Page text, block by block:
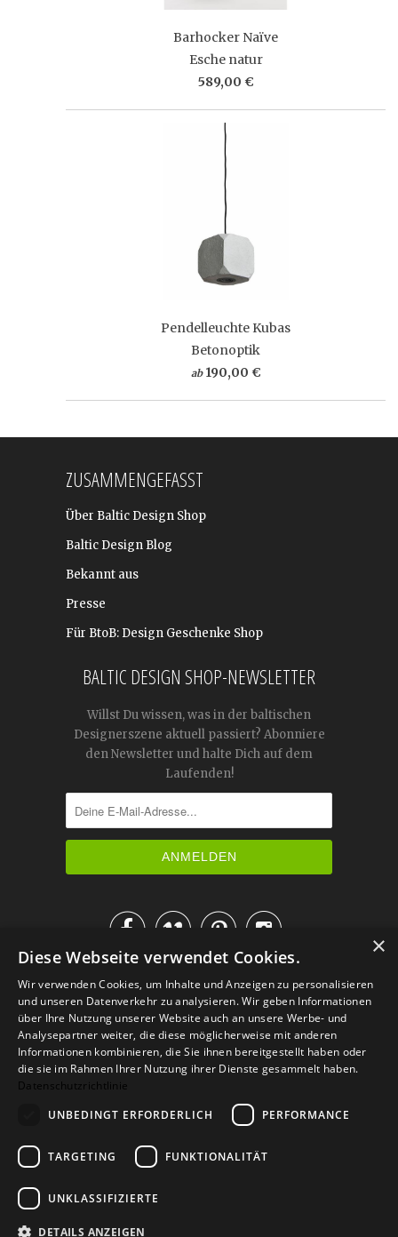
Barhocker Naïve
Esche natur
589,00 €
Pendelleuchte Kubas
Betonoptik
ab 190,00 €
ZUSAMMENGEFASST
Über Baltic Design Shop
Baltic Design Blog
Bekannt aus
Presse
Für BtoB: Design Geschenke Shop
BALTIC DESIGN SHOP-NEWSLETTER
Willst Du wissen, was in der baltischen
Designerszene aktuell passiert? Abonniere
den Newsletter und halte Dich auf dem
Laufenden!

IM KATALOG BLÄTTERN
Versand Zahlarten
Retoure
Widerrufsformular
×
Diese Webseite verwendet Cookies.
Wir verwenden Cookies, um Inhalte und Anzeigen zu personalisieren
und unseren Datenverkehr zu analysieren. Wir geben Informationen
über Ihre Nutzung unserer Website auch an unsere Werbe- und
Analysepartner weiter, die diese möglicherweise mit anderen
Informationen kombinieren, die Sie ihnen bereitgestellt haben oder
die sie im Rahmen Ihrer Nutzung ihrer Dienste gesammelt haben.
Datenschutzrichtlinie
UNBEDINGT ERFORDERLICH
PERFORMANCE
TARGETING FUNKTIONALITÄT
UNKLASSIFIZIERTE
DETAILS ANZEIGEN